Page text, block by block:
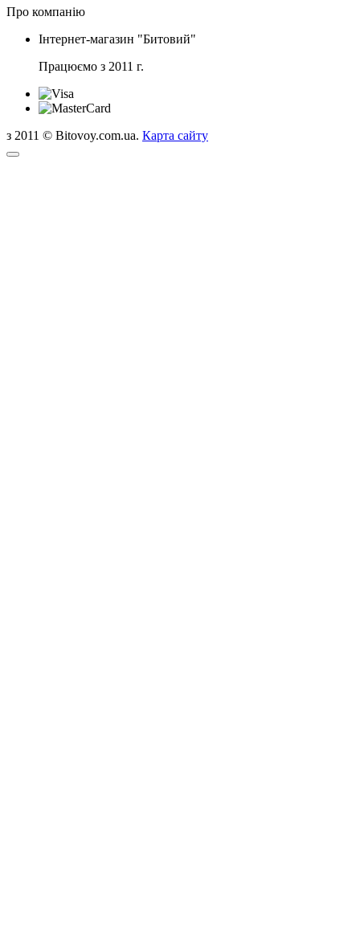
Про компанію
Інтернет-магазин "Битовий"
Працюємо з 2011 г.
з 2011 © Bitovoy.com.ua. Карта сайту